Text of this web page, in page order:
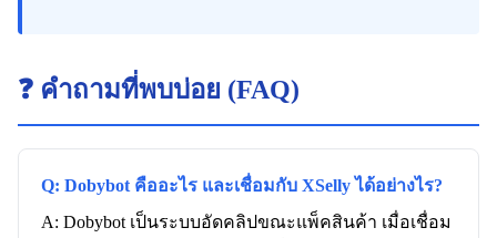
❓ คำถามที่พบบ่อย (FAQ)
Q: Dobybot คืออะไร และเชื่อมกับ XSelly ได้อย่างไร?
A: Dobybot เป็นระบบอัดคลิปขณะแพ็คสินค้า เมื่อเชื่อม